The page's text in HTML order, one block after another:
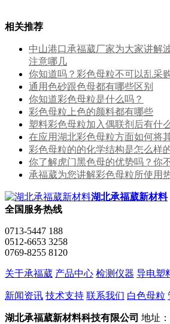
相关推荐
中山港口承福葳厂家为大家讲解
注意哪几
你知道吗？彩色母粒不可以乱采
通用色砂跟色母都有哪些区别
你知道彩色母粒是什么吗？
彩色母粒上色的颜料都有哪些
塑料彩色母粒加入偶联剂后有什
在应用湖北彩色母粒方面如何将
彩色母粒的的化学结构是怎么样
你了解虎门黑色母的优势吗？你
承福葳为您讲解彩色母粒所使用
湖北承福葳新材料
全国服务热线
0713-5447 188
0512-6653 3258
0769-8255 8120
关于承福葳 产品中心 检测仪器 导电塑
新闻资讯 技术支持 联系我们 白色母粒
湖北承福葳新材料科技有限公司 地址